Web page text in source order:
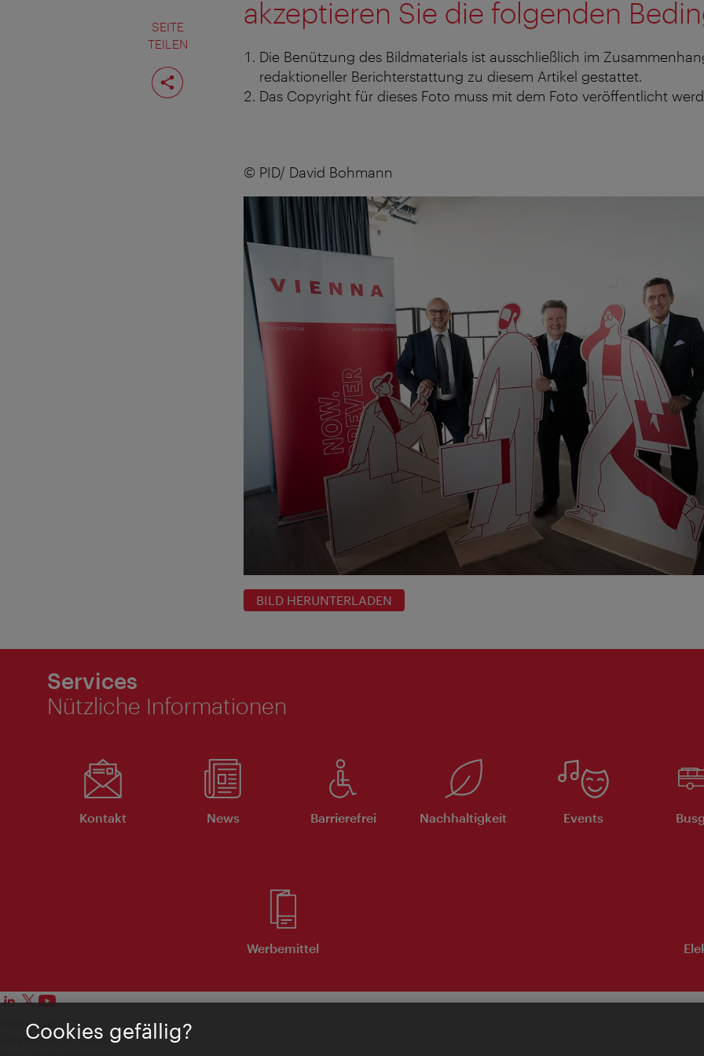
SEITE
TEILEN
Seite
teilen
akzeptieren Sie die folgenden
Die Benützung des Bildmaterials ist ausschließlich im
redaktioneller Berichterstattung zu diesem Artikel gestattet.
Das Copyright für dieses Foto muss mit dem Foto veröffentlicht
© PID/ David Bohmann
BILD HERUNTERLADEN
Services
Nützliche Informationen
Kontakt News Barrierefrei Nachhaltigkeit Events
Werbemittel
Impressum
Datenschutzerklärung
Cookies gefällig?